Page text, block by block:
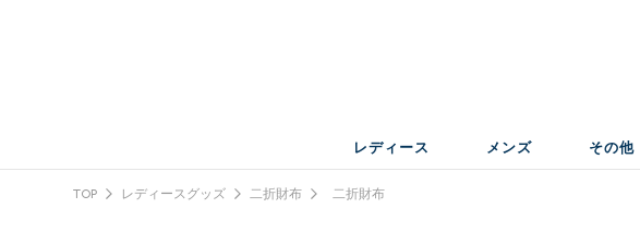
レディース メンズ その他
TOP レディースグッズ 二折財布 二折財布